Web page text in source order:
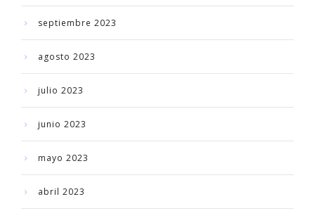
septiembre 2023
agosto 2023
julio 2023
junio 2023
mayo 2023
abril 2023